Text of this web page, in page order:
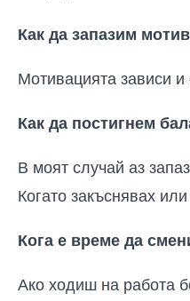
Как да запазим
Мотивацията зависи
Как да постигнем
В моят случай аз
Когато закъснявах
Кога е време да
Ако ходиш на работа